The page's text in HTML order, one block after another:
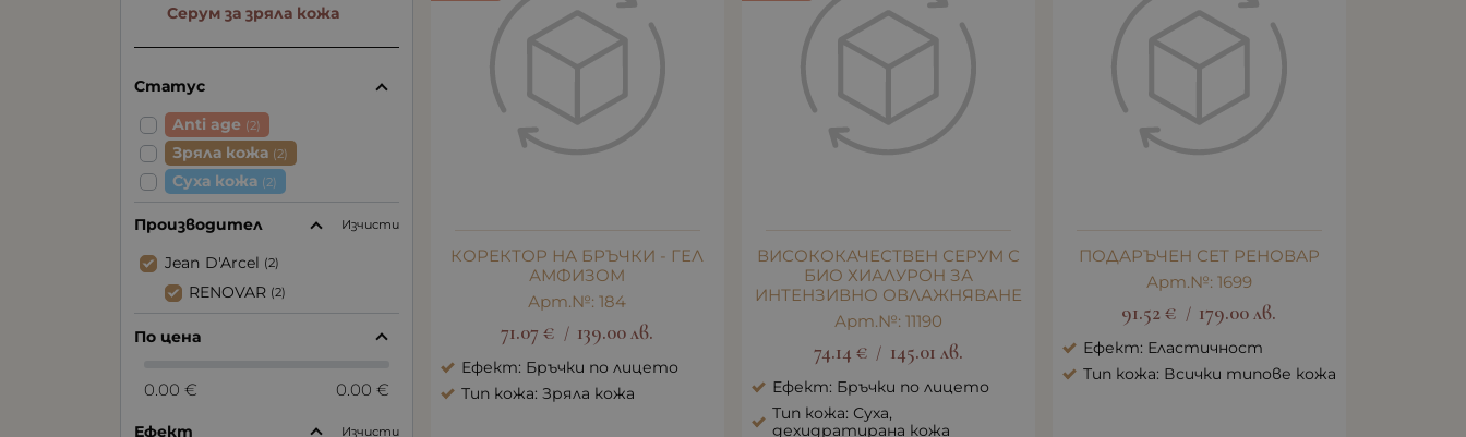
КОРЕКТОР НА БРЪЧКИ - ГЕЛ
АМФИЗОМ
Арт.№: 184
71.07 € / 139.00 лв.
Ефект: Бръчки по лицето
Тип кожа: Зряла кожа
ВИСОКОКАЧЕСТВЕН СЕРУМ С
БИО ХИАЛУРОН ЗА
ИНТЕНЗИВНО ОВЛАЖНЯВАНЕ
Арт.№: 11190
74.14 € / 145.01 лв.
Ефект: Бръчки по лицето
Тип кожа: Суха,
дехидратирана кожа
ПОДАРЪЧЕН СЕТ РЕНОВАР
Арт.№: 1699
91.52 € / 179.00 лв.
Ефект: Еластичност
Тип кожа: Всички типове кожа
Серум за зряла кожа
Статус
Anti age (2)
Зряла кожа (2)
Суха кожа (2)
Производител Изчисти
Jean D'Arcel (2)
RENOVAR (2)
По цена
0.00 € 0.00 €
Ефект Изчисти